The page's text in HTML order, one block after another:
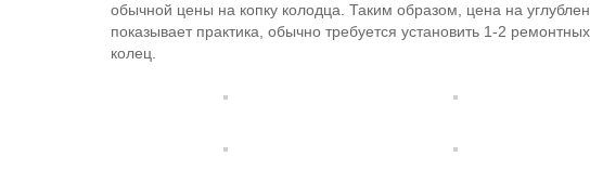
обычной цены на копку колодца. Таким образом, цена на
показывает практика, обычно требуется установить 1-2
колец.